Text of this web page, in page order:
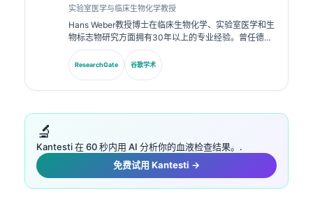
实验室医学与临床生物化学教授
Hans Weber教授博士在临床生物化学、实验室医学和生
物标志物研究方面拥有30年以上的专业经验。曾任德国
临床化学学会主席，他专注于诊断面板分析、生物标志物
标准化以及AI辅助的实验室医学。.
ResearchGate 谷歌学术
🔬
Kantesti 在 60 秒内用 AI 分析你的血液检查结果。.
免费试用 Kantesti →